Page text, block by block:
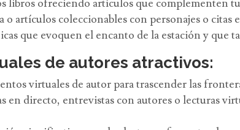
libros ofreciendo artículos que complementen
artículos coleccionables con personajes o citas
que evoquen el encanto de la estación y que
de autores atractivos:
virtuales de autor para trascender las
en directo, entrevistas con autores o lecturas